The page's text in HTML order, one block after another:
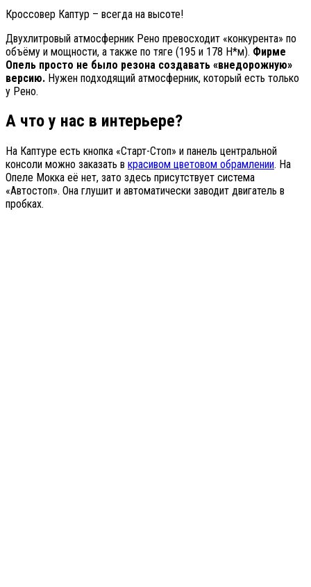
Кроссовер Каптур – всегда на высоте!
Двухлитровый атмосферник Рено превосходит «конкурента» по
объёму и мощности, а также по тяге (195 и 178 Н*м). Фирме
Опель просто не было резона создавать «внедорожную»
версию. Нужен подходящий атмосферник, который есть только
у Рено.
А что у нас в интерьере?
На Каптуре есть кнопка «Старт-Стоп» и панель центральной
консоли можно заказать в красивом цветовом обрамлении. На
Опеле Мокка её нет, зато здесь присутствует система
«Автостоп». Она глушит и автоматически заводит двигатель в
пробках.